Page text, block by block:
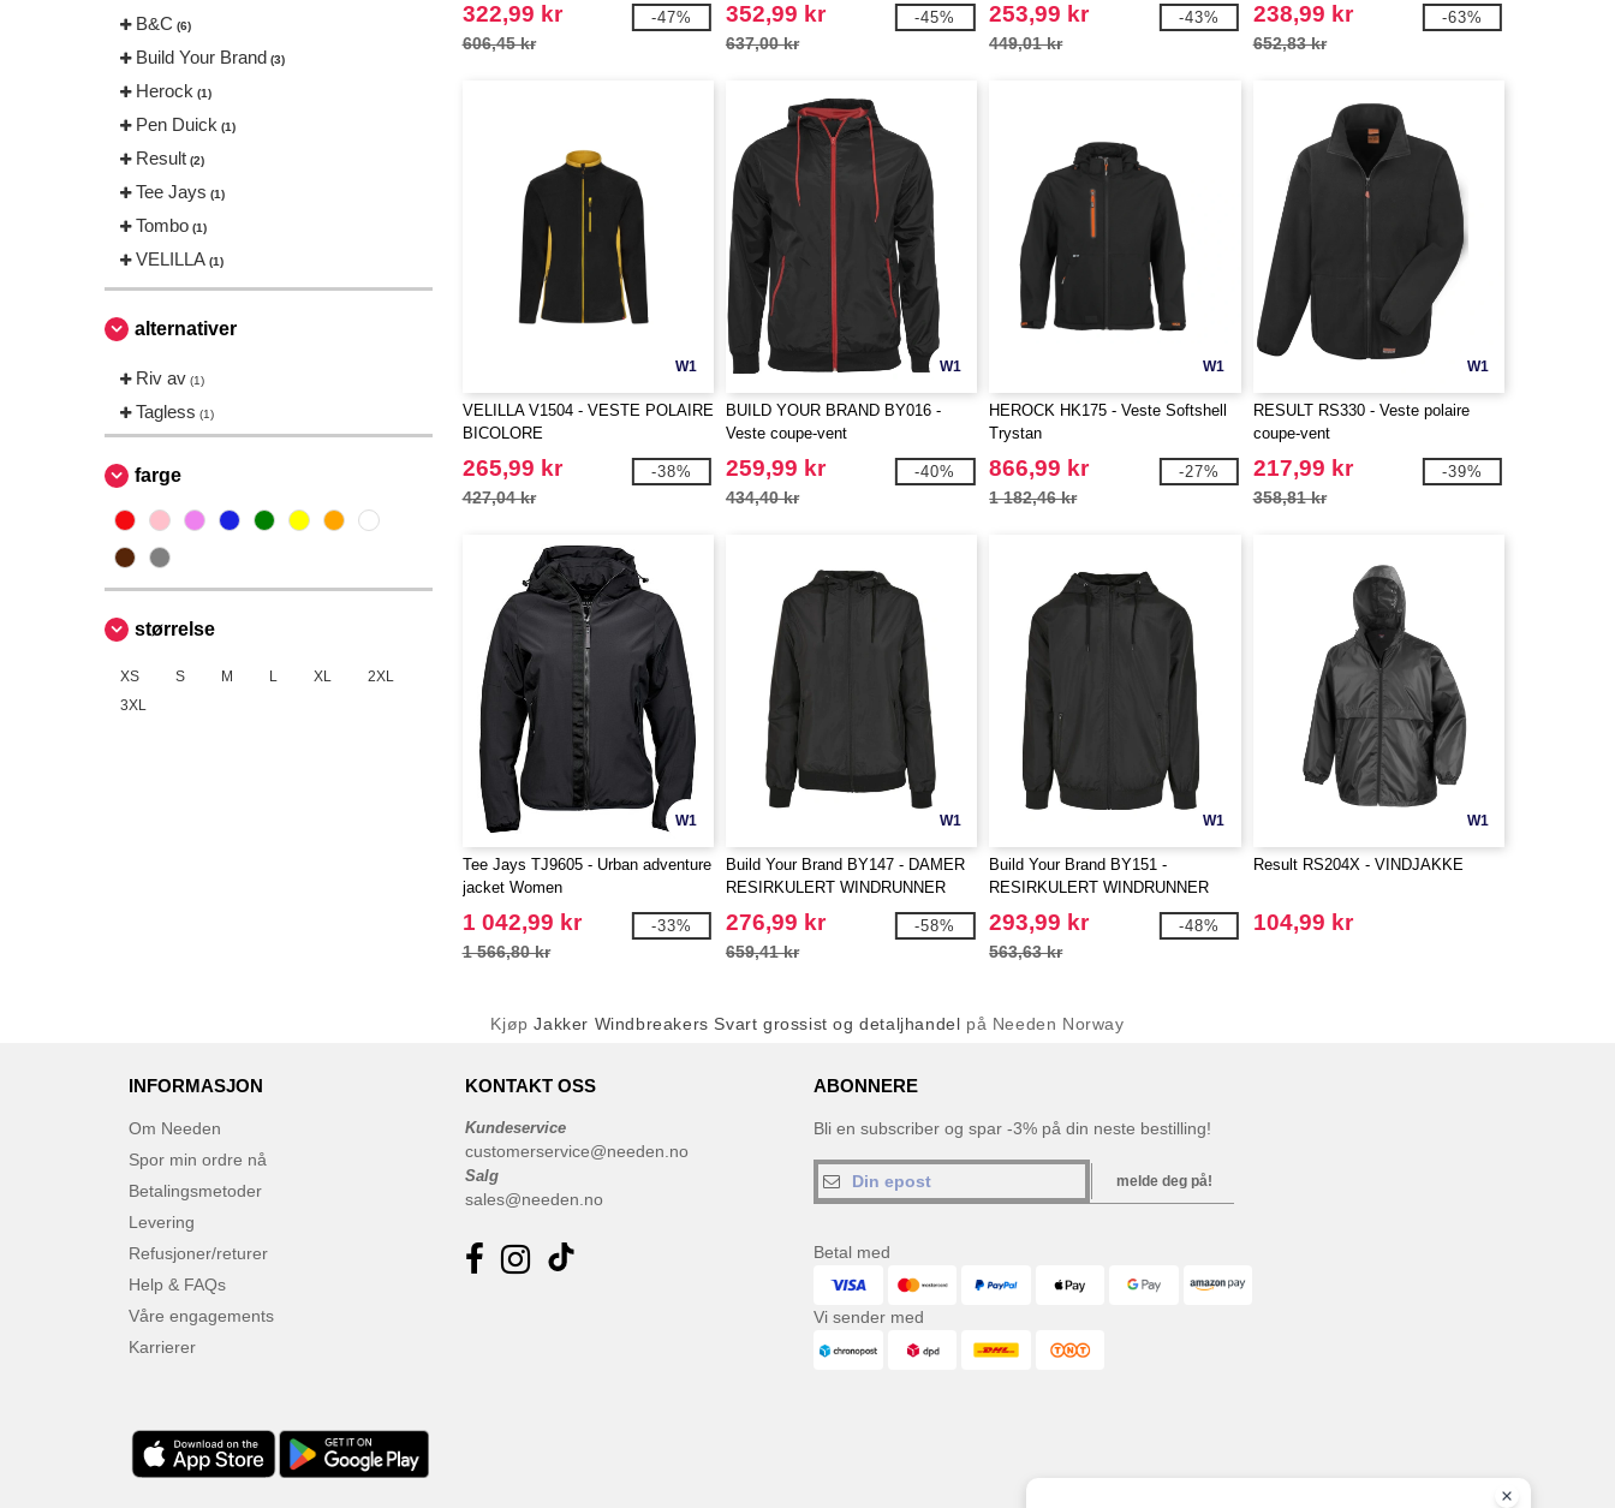
B&C (6)
Build Your Brand (3)
Herock (1)
Pen Duick (1)
Result (2)
Tee Jays (1)
Tombo (1)
VELILLA (1)
alternativer
Riv av (1)
Tagless (1)
farge
størrelse
XS S M L XL
2XL
3XL
322,99 kr
606,45 kr
-47% 352,99 kr
637,00 kr
-45% 253,99 kr
449,01 kr
-43% 238,99 kr
652,83 kr
-63%
W1
VELILLA V1504 - VESTE POLAIRE
BICOLORE
265,99 kr
427,04 kr
-38%
W1
BUILD YOUR BRAND BY016 -
Veste coupe-vent
259,99 kr
434,40 kr
-40%
W1
HEROCK HK175 - Veste Softshell
Trystan
866,99 kr
1 182,46 kr
-27%
W1
RESULT RS330 - Veste polaire
coupe-vent
217,99 kr
358,81 kr
-39%
W1
Tee Jays TJ9605 - Urban adventure
jacket Women
1 042,99 kr
1 566,80 kr
-33%
W1
Build Your Brand BY147 - DAMER
RESIRKULERT WINDRUNNER
276,99 kr
659,41 kr
-58%
W1
Build Your Brand BY151 -
RESIRKULERT WINDRUNNER
293,99 kr
563,63 kr
-48%
W1
Result RS204X - VINDJAKKE
104,99 kr
KjøpJakker Windbreakers Svart grossist og detaljhandel på Needen Norway
INFORMASJON
Om Needen
Spor min ordre nå
Betalingsmetoder
Levering
Refusjoner/returer
Help & FAQs
Våre engagements
Karrierer
KONTAKT OSS
Kundeservice
customerservice@needen.no
Salg
sales@needen.no
ABONNERE
Bli en subscriber og spar -3% på din neste bestilling!
melde deg på!
Betal med
Vi sender med